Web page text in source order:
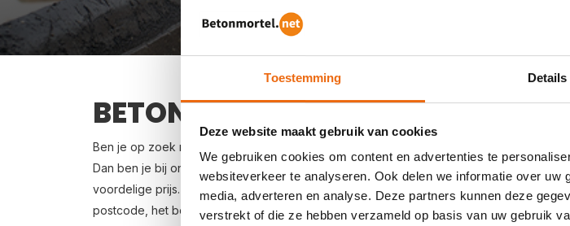
Toestemming Details
Deze website maakt gebruik van cookies
We gebruiken cookies om content en advertenties te
websiteverkeer te analyseren. Ook delen we informatie over
media, adverteren en analyse. Deze partners kunnen deze
verstrekt of die ze hebben verzameld op basis van uw gebruik
BETON BESTELLEN IN 'S-
Ben je op zoek naar een leverancier bij jou in de buurt die goedkoop beton kan storten
Dan ben je bij ons aan het juiste adres. Wij bezorgen kant-en-klaar beton in heel
voordelige prijs. Beton in 's-Gravenzande bestellen is eenvoudig: vraag vrijblijvend een
postcode, het benodigde aantal m3, het type beton, de optionele keuze voor een